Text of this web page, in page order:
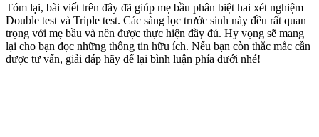
Tóm lại, bài viết trên đây đã giúp mẹ bầu phân biệt hai xét nghiệm
Double test và Triple test. Các sàng lọc trước sinh này đều rất quan
trọng với mẹ bầu và nên được thực hiện đầy đủ. Hy vọng sẽ mang
lại cho bạn đọc những thông tin hữu ích. Nếu bạn còn thắc mắc cần
được tư vấn, giải đáp hãy để lại bình luận phía dưới nhé!